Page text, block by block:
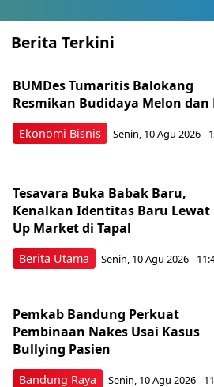
Berita Terkini
Ekonomi Bisnis
BUMDes Tumaritis Balokang
Resmikan Budidaya Melon dan
Senin, 10 Agu 2026 -
Berita Utama
Tesavara Buka Babak Baru,
Kenalkan Identitas Baru Lewat
Up Market di Tapal
Senin, 10 Agu 2026 -
Bandung Raya
Pemkab Bandung Perkuat
Pembinaan Nakes Usai Kasus
Bullying Pasien
Senin, 10 Agu 2026 -